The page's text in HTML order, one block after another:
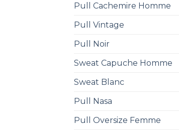
Pull Cachemire Homme
Pull Vintage
Pull Noir
Sweat Capuche Homme
Sweat Blanc
Pull Nasa
Pull Oversize Femme